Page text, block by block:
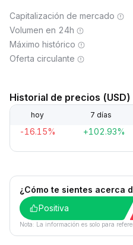
Capitalización de mercado
Volumen en 24h
Máximo histórico
Oferta circulante
Historial de precios (USD)
hoy 7 días
-16.15% +102.93%
¿Cómo te sientes acerca
Positiva
Nota: La información es solo para